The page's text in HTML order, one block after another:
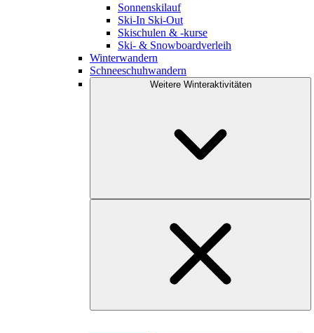
Sonnenskilauf
Ski-In Ski-Out
Skischulen & -kurse
Ski- & Snowboardverleih
Winterwandern
Schneeschuhwandern
Weitere Winteraktivitäten